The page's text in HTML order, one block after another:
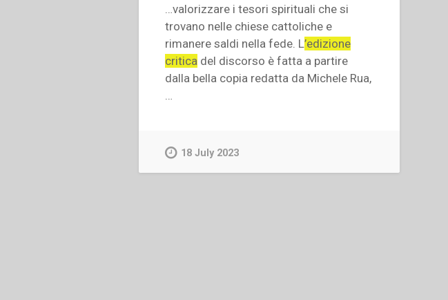
…valorizzare i tesori spirituali che si
trovano nelle chiese cattoliche e
rimanere saldi nella fede. L’edizione
critica del discorso è fatta a partire
dalla bella copia redatta da Michele Rua,
18 July 2023